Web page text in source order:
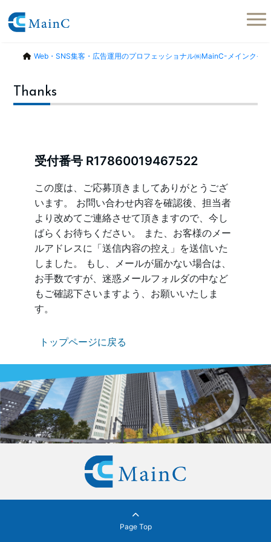
Web・SNS集客・広告運用のプロフェッショナル㈱MainC-メインク-
Thanks
受付番号 R17860019467522
この度は、ご応募頂きましてありがとうござ
います。 お問い合わせ内容を確認後、担当者
より改めてご連絡させて頂きますので、今し
ばらくお待ちください。 また、お客様のメー
ルアドレスに「送信内容の控え」を送信いた
しました。 もし、メールが届かない場合は、
お手数ですが、迷惑メールフォルダの中など
もご確認下さいますよう、お願いいたしま
す。
トップページに戻る
Page Top